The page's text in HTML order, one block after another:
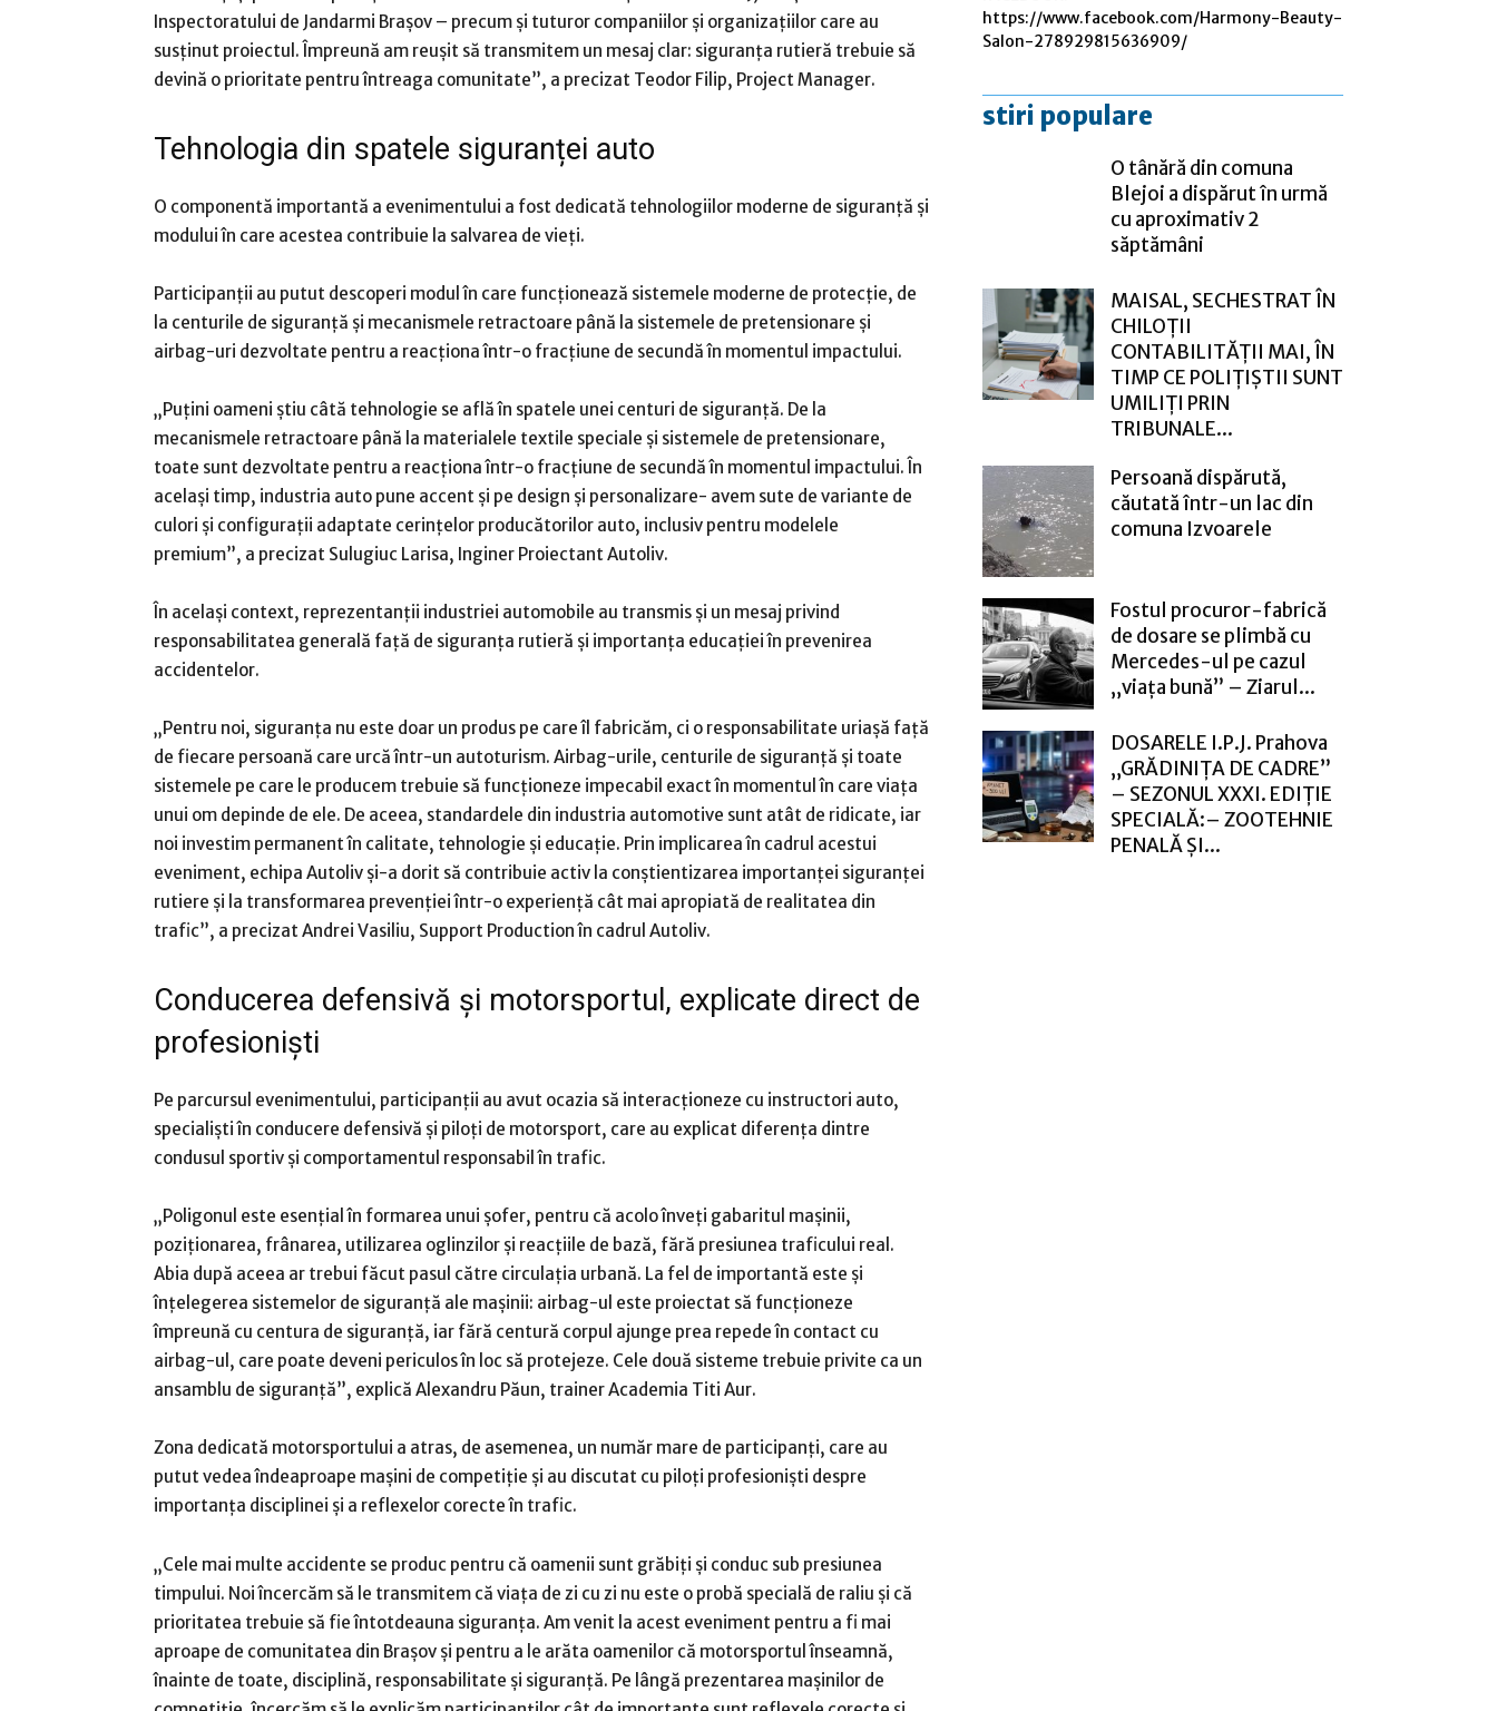
Inspectoratului de Jandarmi Brașov – precum și tuturor companiilor și organizațiilor care au
susținut proiectul. Împreună am reușit să transmitem un mesaj clar: siguranța rutieră trebuie să
devină o prioritate pentru întreaga comunitate”, a precizat Teodor Filip, Project Manager.
Tehnologia din spatele siguranței auto
O componentă importantă a evenimentului a fost dedicată tehnologiilor moderne de siguranță și
modului în care acestea contribuie la salvarea de vieți.
Participanții au putut descoperi modul în care funcționează sistemele moderne de protecție, de
la centurile de siguranță și mecanismele retractoare până la sistemele de pretensionare și
airbag-uri dezvoltate pentru a reacționa într-o fracțiune de secundă în momentul impactului.
„Puțini oameni știu câtă tehnologie se află în spatele unei centuri de siguranță. De la
mecanismele retractoare până la materialele textile speciale și sistemele de pretensionare,
toate sunt dezvoltate pentru a reacționa într-o fracțiune de secundă în momentul impactului. În
același timp, industria auto pune accent și pe design și personalizare- avem sute de variante de
culori și configurații adaptate cerințelor producătorilor auto, inclusiv pentru modelele
premium”, a precizat Sulugiuc Larisa, Inginer Proiectant Autoliv.
În același context, reprezentanții industriei automobile au transmis și un mesaj privind
responsabilitatea generală față de siguranța rutieră și importanța educației în prevenirea
accidentelor.
„Pentru noi, siguranța nu este doar un produs pe care îl fabricăm, ci o responsabilitate uriașă față
de fiecare persoană care urcă într-un autoturism. Airbag-urile, centurile de siguranță și toate
sistemele pe care le producem trebuie să funcționeze impecabil exact în momentul în care viața
unui om depinde de ele. De aceea, standardele din industria automotive sunt atât de ridicate, iar
noi investim permanent în calitate, tehnologie și educație. Prin implicarea în cadrul acestui
eveniment, echipa Autoliv și-a dorit să contribuie activ la conștientizarea importanței siguranței
rutiere și la transformarea prevenției într-o experiență cât mai apropiată de realitatea din
trafic”, a precizat Andrei Vasiliu, Support Production în cadrul Autoliv.
Conducerea defensivă și motorsportul, explicate direct de
profesioniști
Pe parcursul evenimentului, participanții au avut ocazia să interacționeze cu instructori auto,
specialiști în conducere defensivă și piloți de motorsport, care au explicat diferența dintre
condusul sportiv și comportamentul responsabil în trafic.
„Poligonul este esențial în formarea unui șofer, pentru că acolo înveți gabaritul mașinii,
poziționarea, frânarea, utilizarea oglinzilor și reacțiile de bază, fără presiunea traficului real.
Abia după aceea ar trebui făcut pasul către circulația urbană. La fel de importantă este și
înțelegerea sistemelor de siguranță ale mașinii: airbag-ul este proiectat să funcționeze
împreună cu centura de siguranță, iar fără centură corpul ajunge prea repede în contact cu
airbag-ul, care poate deveni periculos în loc să protejeze. Cele două sisteme trebuie privite ca un
ansamblu de siguranță”, explică Alexandru Păun, trainer Academia Titi Aur.
Zona dedicată motorsportului a atras, de asemenea, un număr mare de participanți, care au
putut vedea îndeaproape mașini de competiție și au discutat cu piloți profesioniști despre
importanța disciplinei și a reflexelor corecte în trafic.
„Cele mai multe accidente se produc pentru că oamenii sunt grăbiți și conduc sub presiunea
timpului. Noi încercăm să le transmitem că viața de zi cu zi nu este o probă specială de raliu și că
prioritatea trebuie să fie întotdeauna siguranța. Am venit la acest eveniment pentru a fi mai
aproape de comunitatea din Brașov și pentru a le arăta oamenilor că motorsportul înseamnă,
înainte de toate, disciplină, responsabilitate și siguranță. Pe lângă prezentarea mașinilor de
https://www.facebook.com/Harmony-Beauty-
Salon-278929815636909/
stiri populare
O tânără din comuna
Blejoi a dispărut în urmă
cu aproximativ 2
săptămâni
MAISAL, SECHESTRAT ÎN
CHILOȚII
CONTABILITĂȚII MAI, ÎN
TIMP CE POLIȚIȘTII SUNT
UMILIȚI PRIN
TRIBUNALE...
Persoană dispărută,
căutată într-un lac din
comuna Izvoarele
Fostul procuror-fabrică
de dosare se plimbă cu
Mercedes-ul pe cazul
„viața bună” – Ziarul...
DOSARELE I.P.J. Prahova
„GRĂDINIȚA DE CADRE”
– SEZONUL XXXI. EDIȚIE
SPECIALĂ:– ZOOTEHNIE
PENALĂ ȘI...